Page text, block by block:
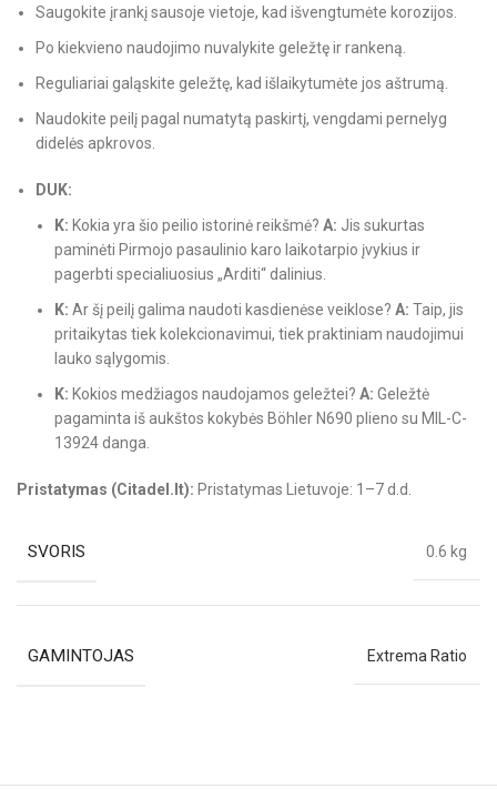
Saugokite įrankį sausoje vietoje, kad išvengtumėte korozijos.
Po kiekvieno naudojimo nuvalykite geležtę ir rankeną.
Reguliariai galąskite geležtę, kad išlaikytumėte jos aštrumą.
Naudokite peilį pagal numatytą paskirtį, vengdami pernelyg
didelės apkrovos.
DUK:
K: Kokia yra šio peilio istorinė reikšmė? A: Jis sukurtas
paminėti Pirmojo pasaulinio karo laikotarpio įvykius ir
pagerbti specialiuosius „Arditi“ dalinius.
K: Ar šį peilį galima naudoti kasdienėse veiklose? A: Taip, jis
pritaikytas tiek kolekcionavimui, tiek praktiniam naudojimui
lauko sąlygomis.
K: Kokios medžiagos naudojamos geležtei? A: Geležtė
pagaminta iš aukštos kokybės Böhler N690 plieno su MIL-C-
13924 danga.
Pristatymas (Citadel.lt): Pristatymas Lietuvoje: 1–7 d.d.
SVORIS 0.6 kg
GAMINTOJAS Extrema Ratio